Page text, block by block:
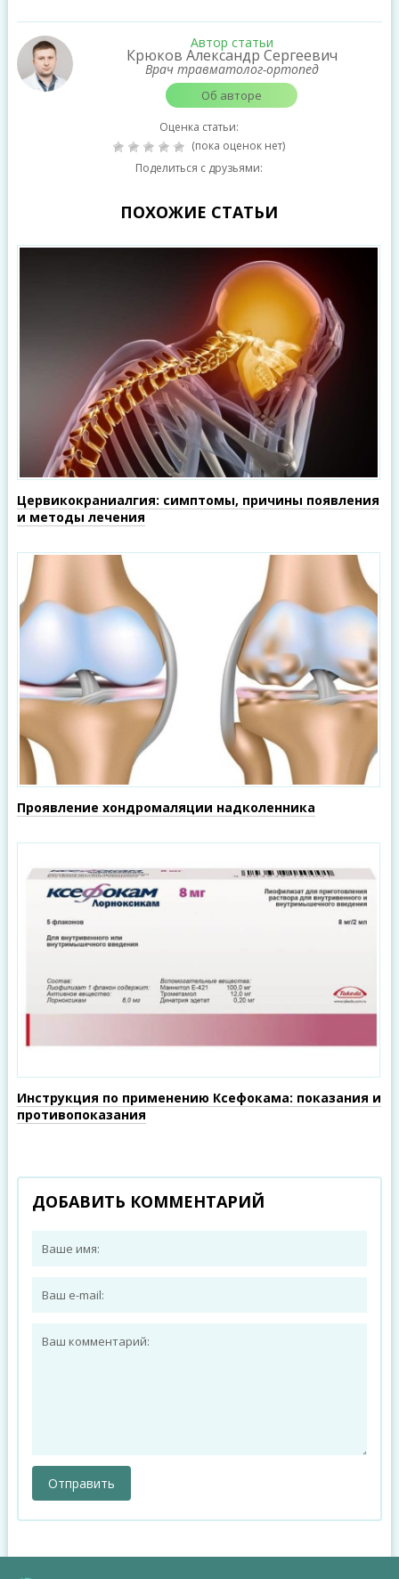
Автор статьи
Крюков Александр Сергеевич
Врач травматолог-ортопед
Об авторе
Оценка статьи:
(пока оценок нет)
Поделиться с друзьями:
ПОХОЖИЕ СТАТЬИ
Цервикокраниалгия: симптомы, причины появления
и методы лечения
Проявление хондромаляции надколенника
Инструкция по применению Ксефокама: показания и
противопоказания
ДОБАВИТЬ КОММЕНТАРИЙ